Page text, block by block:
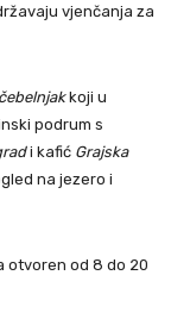
vjenčanja za
koji u
podrum s
i kafić Grajska
na jezero i
otvoren od 8 do 20